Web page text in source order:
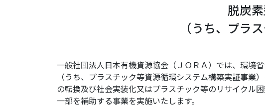
脱炭
（うち、プラ
一般社団法人日本有機資源協会（ＪＯＲＡ）では、環境
（うち、プラスチック等資源循環システム構築実証事業
の転換及び社会実装化又はプラスチック等のリサイクル
一部を補助する事業を実施いたします。